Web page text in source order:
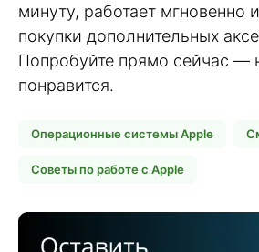
минуту, работает мгновенно
покупки дополнительных
Попробуйте прямо сейчас —
понравится.
Операционные системы Apple
Советы по работе с Apple